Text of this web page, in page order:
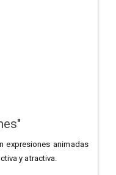
expresiones animadas
y atractiva.